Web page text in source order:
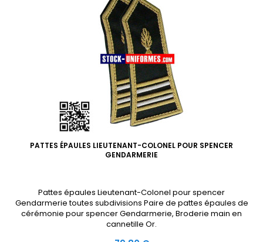
PATTES ÉPAULES LIEUTENANT-COLONEL POUR SPENCER
GENDARMERIE
Pattes épaules Lieutenant-Colonel pour spencer
Gendarmerie toutes subdivisions Paire de pattes épaules de
cérémonie pour spencer Gendarmerie, Broderie main en
cannetille Or.